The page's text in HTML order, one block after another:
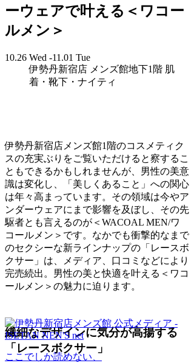
ーウェアで叶える＜ワコー
ルメン＞
10.26 Wed -11.01 Tue
伊勢丹新宿店 メンズ館地下1階 肌
着・靴下・ナイティ
伊勢丹新宿店メンズ館1階のコスメティク
スの充実ぶりをご覧いただけると察するこ
ともできるかもしれませんが、男性の美意
識は変化し、「美しくあること」への関心
は年々高まっています。その領域は今やア
ンダーウェアにまで影響を及ぼし、その先
駆者とも言えるのが＜WACOAL MEN/ワ
コールメン＞です。なかでも衝撃的なまで
のセクシーな新ラインナップの「レースボ
クサー」は、メディア、口コミなどにより
完売続出。男性の美と快適を叶える＜ワコ
ールメン＞の魅力に迫ります。
繊細なデザインに気分が高揚する
「レースボクサー」
ここでしか読めない、